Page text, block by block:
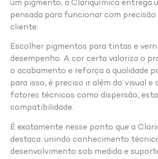
um pigmento, a Clariquímica entrega
pensada para funcionar com
cliente.
Escolher pigmentos para tintas e
desempenho. A cor certa valoriza o
o acabamento e reforça a qualidade
para isso, é preciso ir além do visual e
fatores técnicos como dispersão,
compatibilidade.
É exatamente nesse ponto que a
destaca: unindo conhecimento
desenvolvimento sob medida e